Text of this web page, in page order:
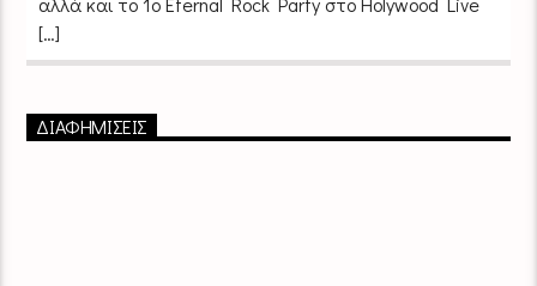
[…]
ΔΙΑΦΗΜΙΣΕΙΣ